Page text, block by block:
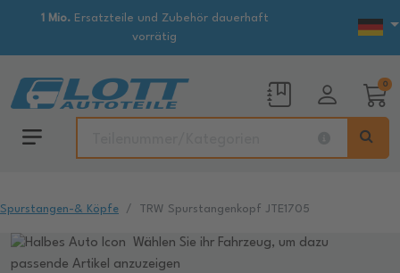
1 Mio.Ersatzteile und Zubehör dauerhaft
vorrätig
0
Spurstangen-& Köpfe TRW Spurstangenkopf JTE1705
Wählen Sie ihr Fahrzeug, um dazu
passende Artikel anzuzeigen